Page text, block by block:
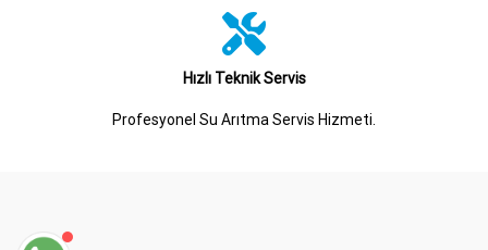
Hızlı Teknik Servis
Profesyonel Su Arıtma Servis Hizmeti.